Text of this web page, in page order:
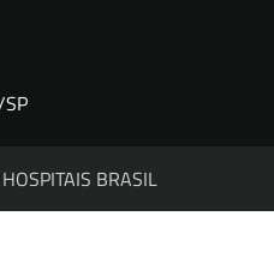
HOSPITAIS BRASIL